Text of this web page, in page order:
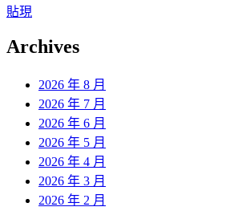
導
覽
文
貼現
Archives
2026 年 8 月
2026 年 7 月
2026 年 6 月
2026 年 5 月
2026 年 4 月
2026 年 3 月
2026 年 2 月